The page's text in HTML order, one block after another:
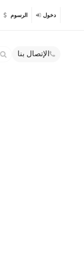
الرسوم دخول
الإتصال بنا